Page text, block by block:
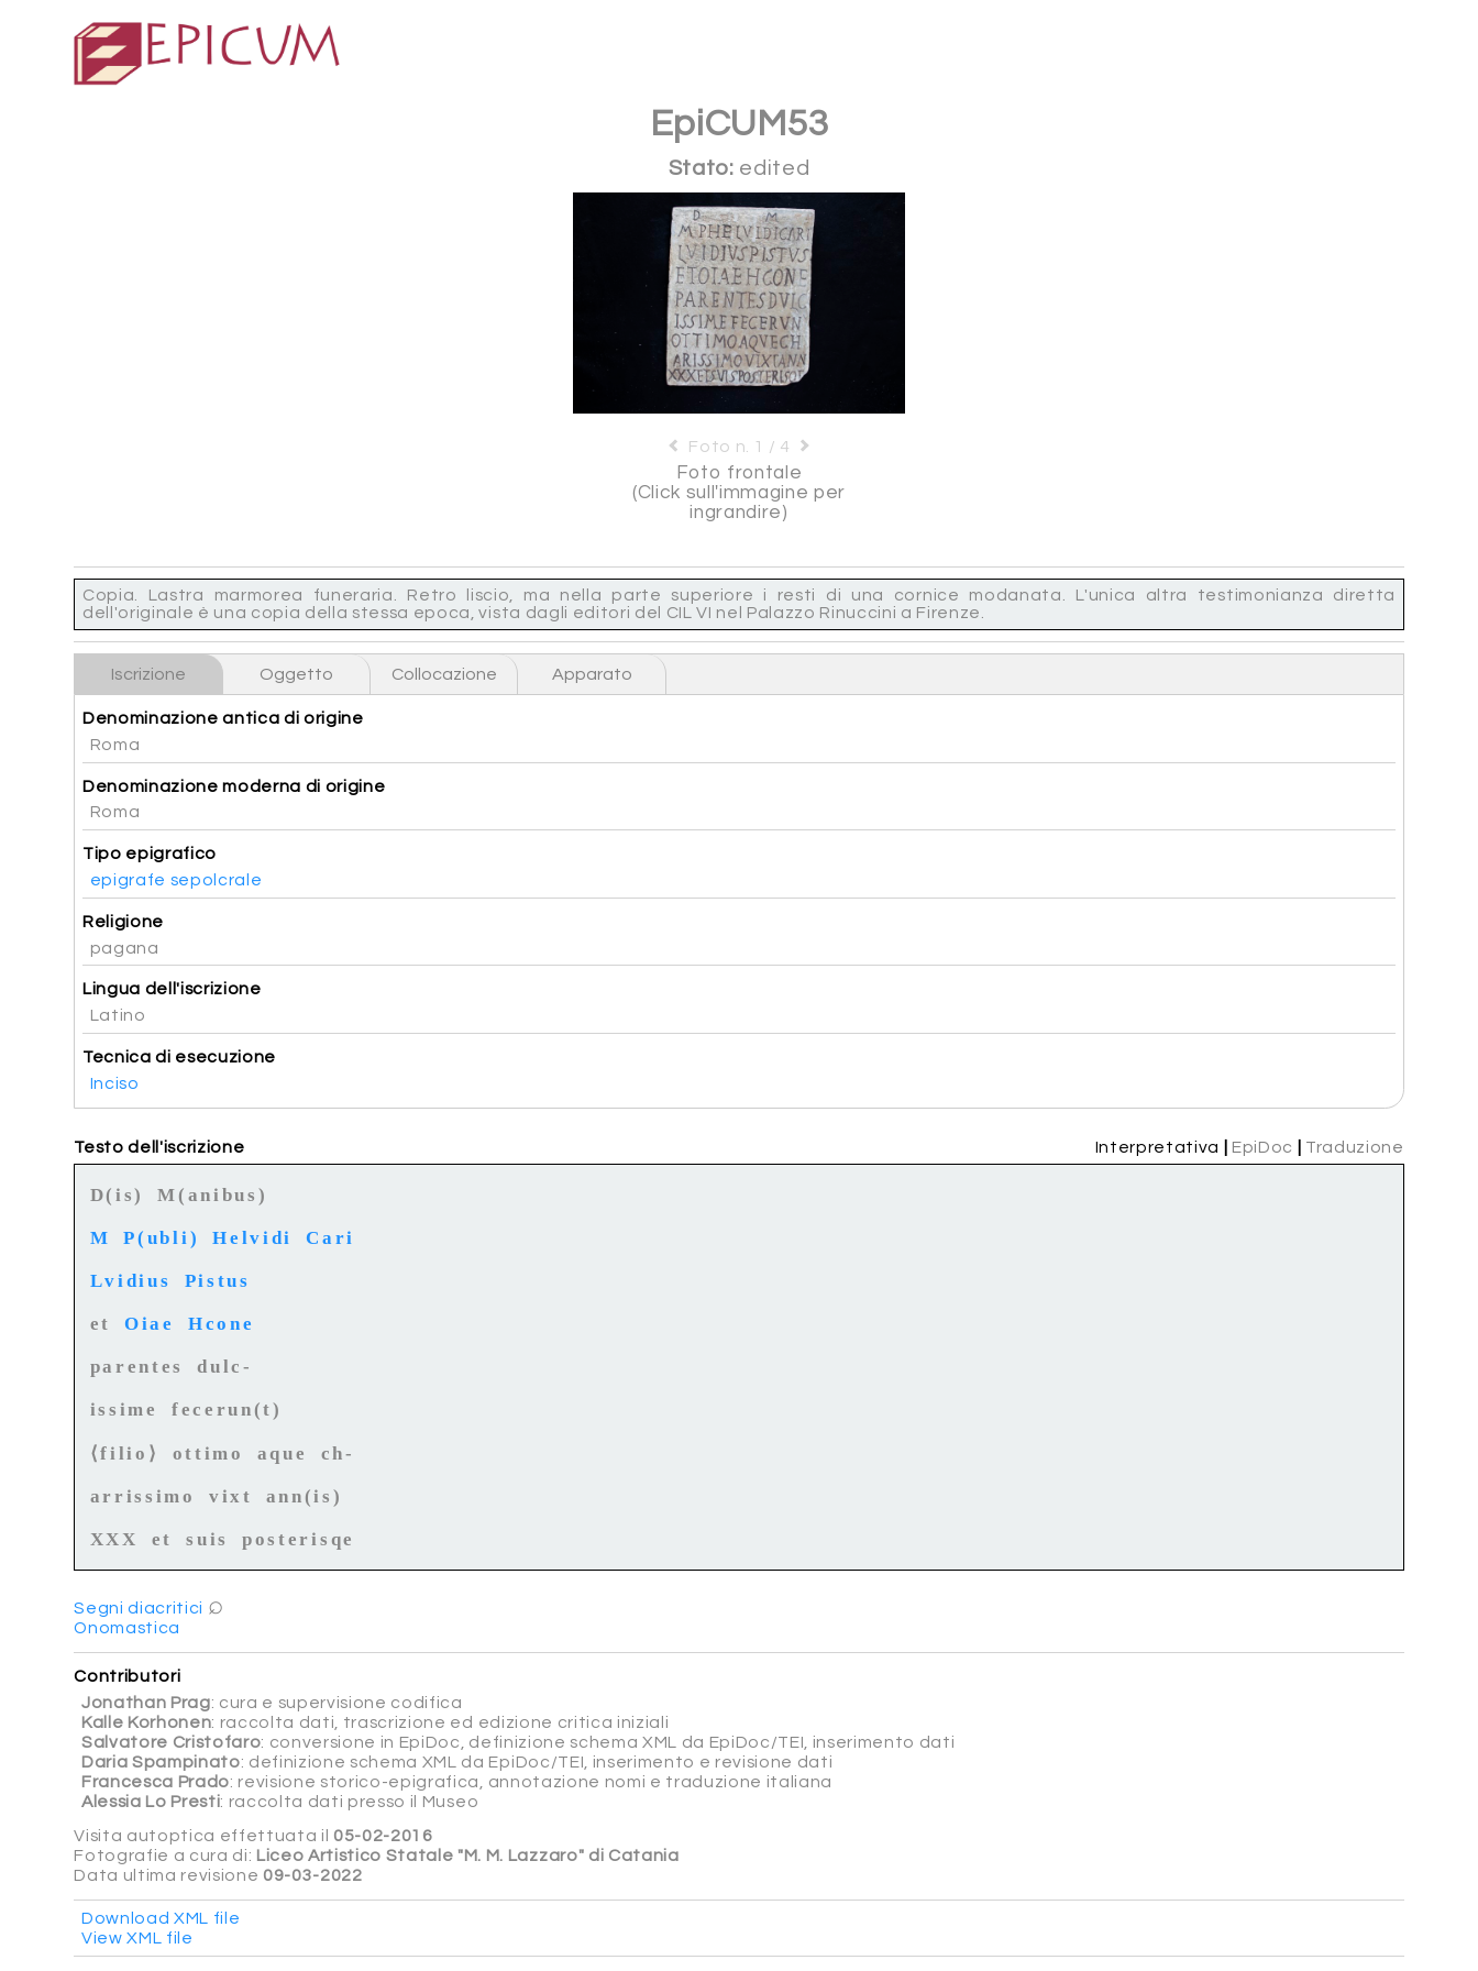
EpiCUM53
Stato: edited
Foto n. 1 / 4
Foto frontale
(Click sull'immagine per
ingrandire)
Copia. Lastra marmorea funeraria. Retro liscio, ma nella parte superiore i resti di una cornice modanata. L'unica altra testimonianza diretta
dell'originale è una copia della stessa epoca, vista dagli editori del CIL VI nel Palazzo Rinuccini a Firenze.
Iscrizione Oggetto Collocazione Apparato
Denominazione antica di origine
Roma
Denominazione moderna di origine
Roma
Tipo epigrafico
epigrafe sepolcrale
Religione
pagana
Lingua dell'iscrizione
Latino
Tecnica di esecuzione
Inciso
Testo dell'iscrizione Interpretativa EpiDoc Traduzione
D(is) M(anibus)
M P(ubli) Helvidi Cari
Lvidius Pistus
etOiae Hcone
parentes dulc-
issime fecerun(t)
⟨filio⟩ ottimo aque ch-
arrissimo vixt ann(is)
XXX et suis posterisqe
Segni diacritici ⌕
Onomastica
Contributori
Jonathan Prag: cura e supervisione codifica
Kalle Korhonen: raccolta dati, trascrizione ed edizione critica iniziali
Salvatore Cristofaro: conversione in EpiDoc, definizione schema XML da EpiDoc/TEI, inserimento dati
Daria Spampinato: definizione schema XML da EpiDoc/TEI, inserimento e revisione dati
Francesca Prado: revisione storico-epigrafica, annotazione nomi e traduzione italiana
Alessia Lo Presti: raccolta dati presso il Museo
Visita autoptica effettuata il 05-02-2016
Fotografie a cura di: Liceo Artistico Statale "M. M. Lazzaro" di Catania
Data ultima revisione 09-03-2022
Download XML file
View XML file